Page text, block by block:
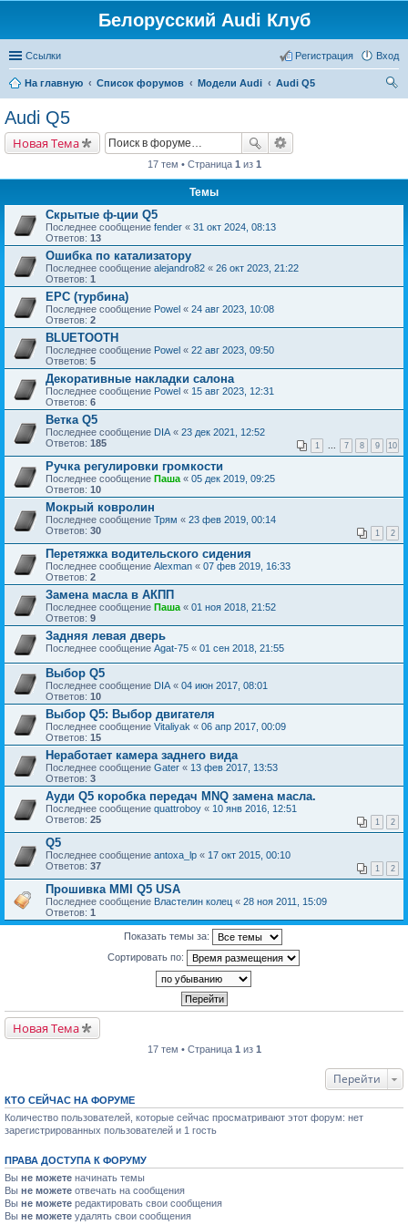
Белорусский Audi Клуб
Ссылки Вход
Регистрация
На главную Список форумов Модели Audi
Audi Q5
Audi Q5
Новая Тема
17 тем • Страница 1 из 1
Темы
Скрытые ф-ции Q5
Последнее сообщение fender « 31 окт 2024, 08:13
Ответов: 13
Ошибка по катализатору
Последнее сообщение alejandro82 « 26 окт 2023, 21:22
Ответов: 1
EPC (турбина)
Последнее сообщение Powel « 24 авг 2023, 10:08
Ответов: 2
BLUETOOTH
Последнее сообщение Powel « 22 авг 2023, 09:50
Ответов: 5
Декоративные накладки салона
Последнее сообщение Powel « 15 авг 2023, 12:31
Ответов: 6
Ветка Q5
Последнее сообщение DIA « 23 дек 2021, 12:52
Ответов: 185 1 ... 7 8 9 10
Ручка регулировки громкости
Последнее сообщение Паша « 05 дек 2019, 09:25
Ответов: 10
Мокрый ковролин
Последнее сообщение Трям « 23 фев 2019, 00:14
Ответов: 30 1 2
Перетяжка водительского сидения
Последнее сообщение Alexman « 07 фев 2019, 16:33
Ответов: 2
Замена масла в АКПП
Последнее сообщение Паша « 01 ноя 2018, 21:52
Ответов: 9
Задняя левая дверь
Последнее сообщение Agat-75 « 01 сен 2018, 21:55
Выбор Q5
Последнее сообщение DIA « 04 июн 2017, 08:01
Ответов: 10
Выбор Q5: Выбор двигателя
Последнее сообщение Vitaliyak « 06 апр 2017, 00:09
Ответов: 15
Неработает камера заднего вида
Последнее сообщение Gater « 13 фев 2017, 13:53
Ответов: 3
Ауди Q5 коробка передач MNQ замена масла.
Последнее сообщение quattroboy « 10 янв 2016, 12:51
Ответов: 25 1 2
Q5
Последнее сообщение antoxa_lp « 17 окт 2015, 00:10
Ответов: 37 1 2
Прошивка MMI Q5 USA
Последнее сообщение Властелин колец « 28 ноя 2011, 15:09
Ответов: 1
Показать темы за:
Сортировать по:
Новая Тема
17 тем • Страница 1 из 1
Перейти
КТО СЕЙЧАС НА ФОРУМЕ
Количество пользователей, которые сейчас просматривают этот форум: нет
зарегистрированных пользователей и 1 гость
ПРАВА ДОСТУПА К ФОРУМУ
Вы не можете начинать темы
Вы не можете отвечать на сообщения
Вы не можете редактировать свои сообщения
Вы не можете удалять свои сообщения